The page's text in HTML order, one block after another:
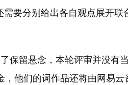
要分别给出各自观点展开联
留悬念，本轮评审并没有
他们的词作品还将由网易云